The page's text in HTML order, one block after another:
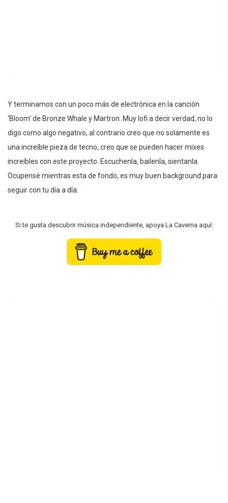
Y terminamos con un poco más de electrónica en la canción
‘Bloom’ de Bronze Whale y Martron. Muy lofi a decir verdad, no lo
digo como algo negativo, al contrario creo que no solamente es
una increíble pieza de tecno, creo que se pueden hacer mixes
increíbles con este proyecto. Escuchenla, bailenla, sientanla.
Ocupensé mientras esta de fondo, es muy buen background para
seguir con tu día a día.
Si te gusta descubrir música independiente, apoya La Caverna aquí: